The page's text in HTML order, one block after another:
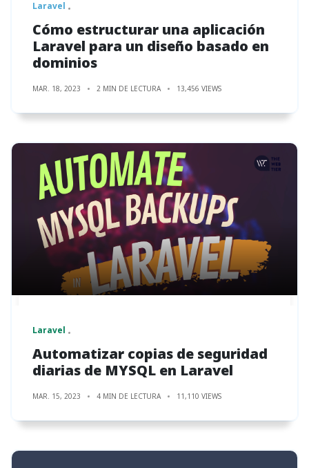
Laravel
Cómo estructurar una aplicación
Laravel para un diseño basado en
dominios
MAR. 18, 2023 2 MIN DE LECTURA 13,456 VIEWS
Laravel
Automatizar copias de seguridad
diarias de MYSQL en Laravel
MAR. 15, 2023 4 MIN DE LECTURA 11,110 VIEWS